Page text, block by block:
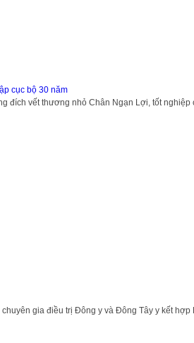
cục bộ 30 năm
đích vết thương nhỏ Chân Ngạn Lợi, tốt nghiệp
gia điều trị Đông y và Đông Tây y kết